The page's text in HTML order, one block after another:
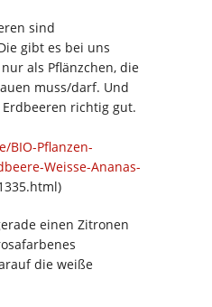
sind
gibt es bei uns
als Pflänzchen, die
muss/darf. Und
richtig gut.
BIO-Pflanzen-
Weisse-Ananas-
einen Zitronen
die weiße